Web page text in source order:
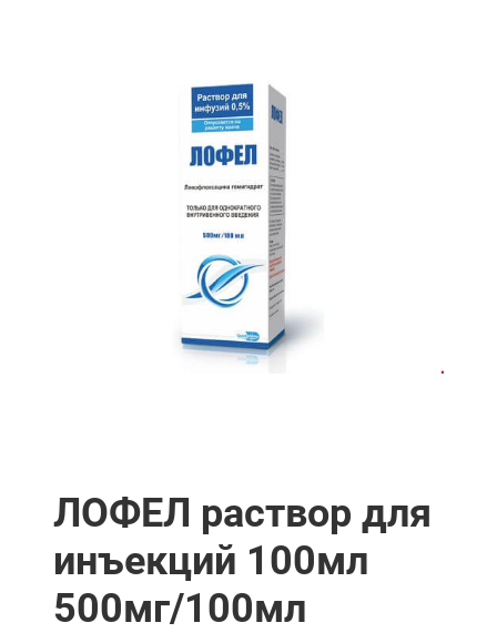
ЛОФЕЛ раствор для
инъекций 100мл
500мг/100мл